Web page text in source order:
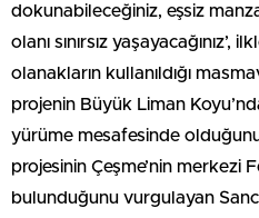
dokunabileceğiniz, eşsiz
olanı sınırsız
olanakların kullanıldığı
projenin Büyük Liman
yürüme mesafesinde
projesinin Çeşme’nin merkezi
bulunduğunu vurgulayan